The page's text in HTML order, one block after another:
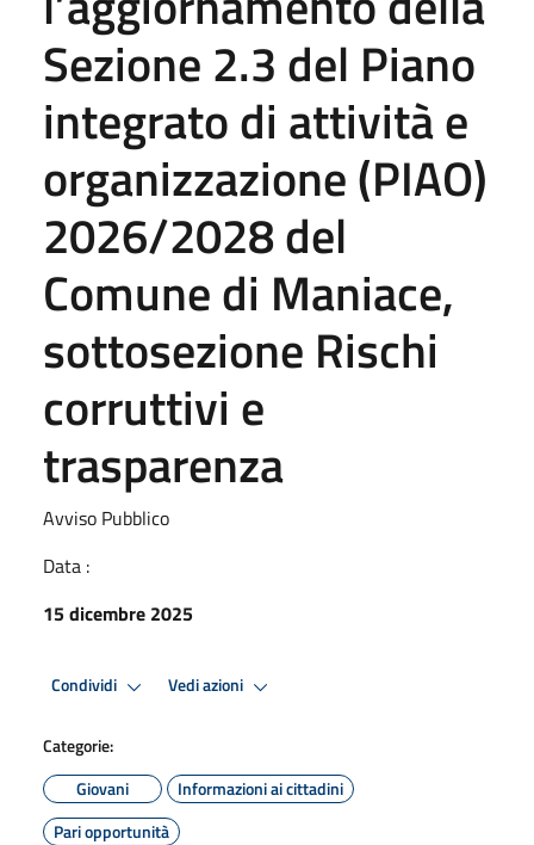
Sezione 2.3 del Piano
integrato di attività e
organizzazione (PIAO)
2026/2028 del
Comune di Maniace,
sottosezione Rischi
corruttivi e
trasparenza
Avviso Pubblico
Data :
15 dicembre 2025
Condividi Vedi azioni
Categorie:
Giovani
Informazioni ai cittadini
Pari opportunità